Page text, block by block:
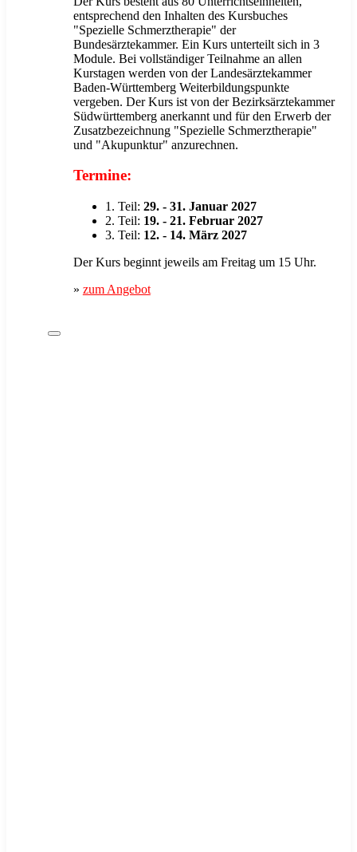
entsprechend den Inhalten des Kursbuches
"Spezielle Schmerztherapie" der
Bundesärztekammer. Ein Kurs unterteilt sich in 3
Module. Bei vollständiger Teilnahme an allen
Kurstagen werden von der Landesärztekammer
Baden-Württemberg Weiterbildungspunkte
vergeben. Der Kurs ist von der Bezirksärztekammer
Südwürttemberg anerkannt und für den Erwerb der
Zusatzbezeichnung "Spezielle Schmerztherapie"
und "Akupunktur" anzurechnen.
Termine:
1. Teil: 29. - 31. Januar 2027
2. Teil: 19. - 21. Februar 2027
3. Teil: 12. - 14. März 2027
Der Kurs beginnt jeweils am Freitag um 15 Uhr.
» zum Angebot